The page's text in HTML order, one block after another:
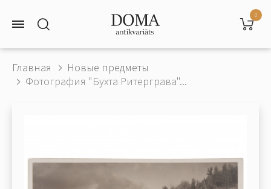
0
Главная
Новые предметы
Фотография "Бухта Ритерграва"...